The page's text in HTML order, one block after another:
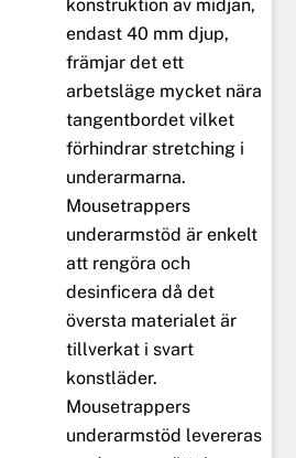
konstruktion av midjan,
endast 40 mm djup,
främjar det ett
arbetsläge mycket nära
tangentbordet vilket
förhindrar stretching i
underarmarna.
Mousetrappers
underarmstöd är enkelt
att rengöra och
desinficera då det
översta materialet är
tillverkat i svart
konstläder.
Mousetrappers
underarmstöd levereras